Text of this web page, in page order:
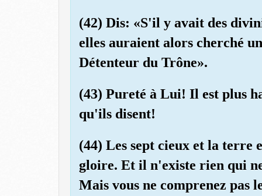
(42) Dis: «S'il y avait des
elles auraient alors cherché
Détenteur du Trône».
(43) Pureté à Lui! Il est plus
qu'ils disent!
(44) Les sept cieux et la terre
gloire. Et il n'existe rien qui
Mais vous ne comprenez pas